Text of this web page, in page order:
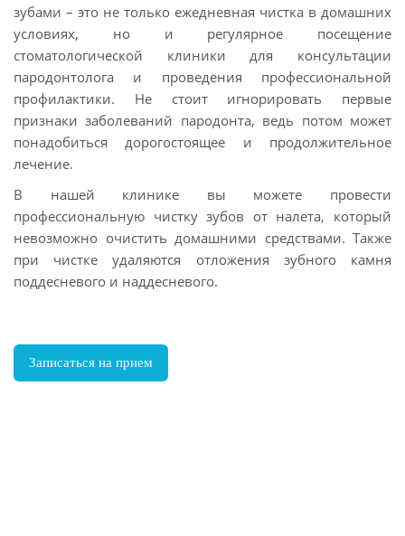
зубами – это не только ежедневная чистка в домашних
условиях, но и регулярное посещение
стоматологической клиники для консультации
пародонтолога и проведения профессиональной
профилактики. Не стоит игнорировать первые
признаки заболеваний пародонта, ведь потом может
понадобиться дорогостоящее и продолжительное
лечение.
В нашей клинике вы можете провести
профессиональную чистку зубов от налета, который
невозможно очистить домашними средствами. Также
при чистке удаляются отложения зубного камня
поддесневого и наддесневого.
Записаться на прием